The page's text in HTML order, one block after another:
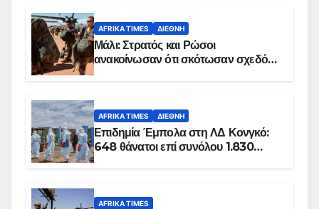
AFRIKA TIMES ΔΙΕΘΝΉ
Μάλι: Στρατός και Ρώσοι
ανακοίνωσαν ότι σκότωσαν σχεδόν
AFRIKA TIMES ΔΙΕΘΝΉ
Επιδημία Έμπολα στη ΛΔ Κονγκό:
648 θάνατοι επί συνόλου 1.830
AFRIKA TIMES